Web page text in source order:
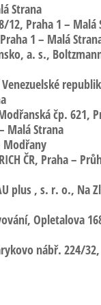
Strana
12, Praha 1 – Malá
1 – Malá
, a. s.,
čp. 621,
Malá Strana
Modřany
ČR, Praha –
plus , s. r. o., Na
Opletalova
nábř. 224/